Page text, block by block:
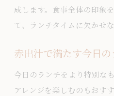
成します。食事全体の印象
て、ランチタイムに欠かせな
赤出汁で満たす今日
今日のランチをより特別な
アレンジを楽しむのもおす